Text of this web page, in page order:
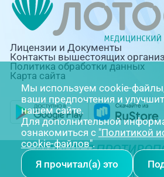
Лицензии и Документы
Контакты вышестоящих
Политика обработки данных
Карта сайта
ИМЕЮТСЯ
НЕОБХОДИМА
Мы используем cookie-файлы,
ваши предпочтения и
нашем сайте.
Для дополнительной
ознакомиться с "Политикой
cookie-файлов".
Я прочитал(а) это